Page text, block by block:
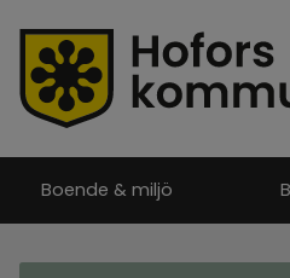
Boende & miljö